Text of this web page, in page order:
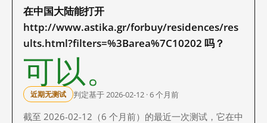
在中国大陆能打开
http://www.astika.gr/forbuy/residences/res
ults.html?filters=%3Barea%7C10202 吗？
可以。
近期无测试 判定基于 2026-02-12 · 6 个月前
截至 2026-02-12（6 个月前）的最近一次测试，它在中